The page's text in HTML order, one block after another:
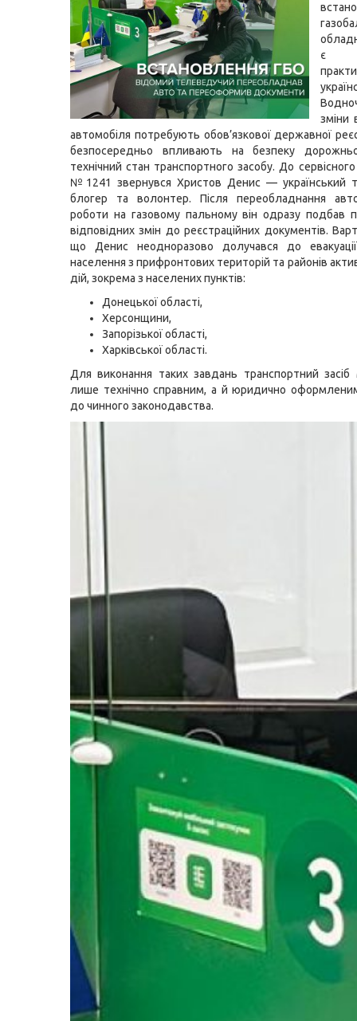
є
зміни
автомобіля потребують обов’язкової державної
безпосередньо впливають на безпеку
технічний стан транспортного засобу. До
№1241 звернувся Христов Денис — український
блогер та волонтер. Після переобладнання
роботи на газовому пальному він одразу подбав
відповідних змін до реєстраційних документів.
що Денис неодноразово долучався до евакуації
населення з прифронтових територій та районів
дій, зокрема з населених пунктів:
Донецької області,
Херсонщини,
Запорізької області,
Харківської області.
Для виконання таких завдань транспортний
лише технічно справним, а й юридично
до чинного законодавства.